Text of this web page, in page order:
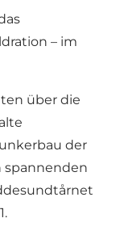
– im
über die
der
spannenden